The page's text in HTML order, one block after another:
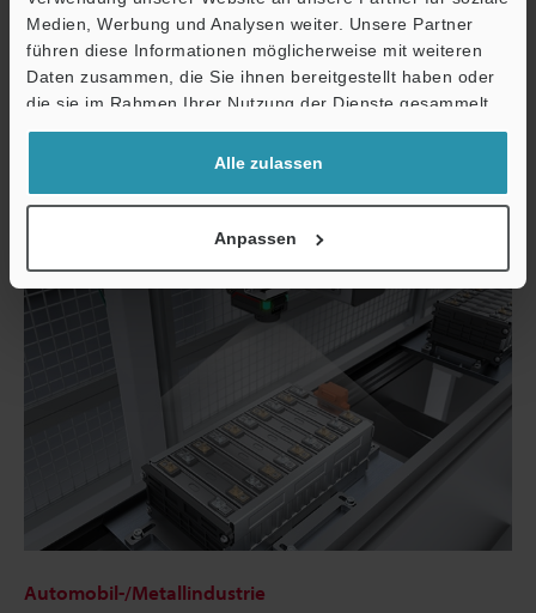
Medien, Werbung und Analysen weiter. Unsere Partner
führen diese Informationen möglicherweise mit weiteren
Daten zusammen, die Sie ihnen bereitgestellt haben oder
die sie im Rahmen Ihrer Nutzung der Dienste gesammelt
haben.
Alle zulassen
Anpassen
Automobil-/Metallindustrie
Support